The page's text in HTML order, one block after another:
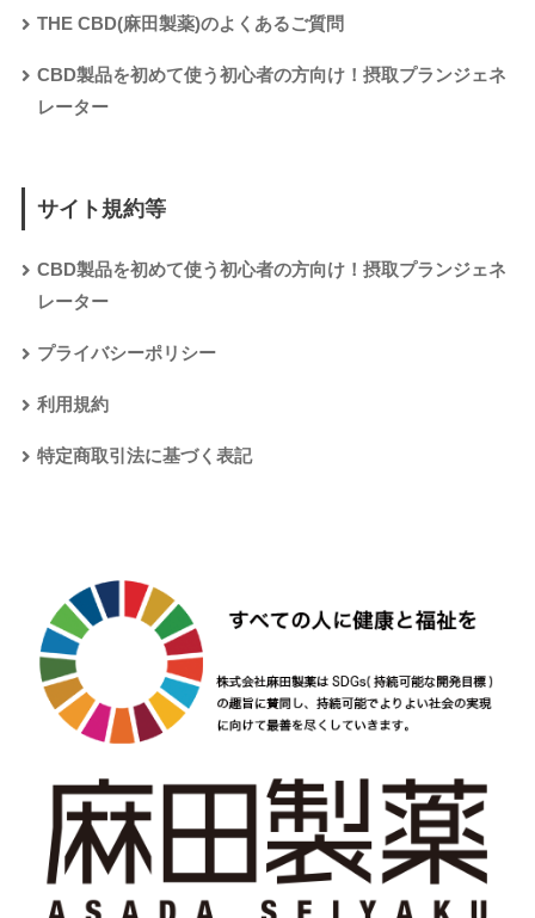
THE CBD(麻田製薬)のよくあるご質問
CBD製品を初めて使う初心者の方向け！摂取プランジェネ
レーター
サイト規約等
CBD製品を初めて使う初心者の方向け！摂取プランジェネ
レーター
プライバシーポリシー
利用規約
特定商取引法に基づく表記